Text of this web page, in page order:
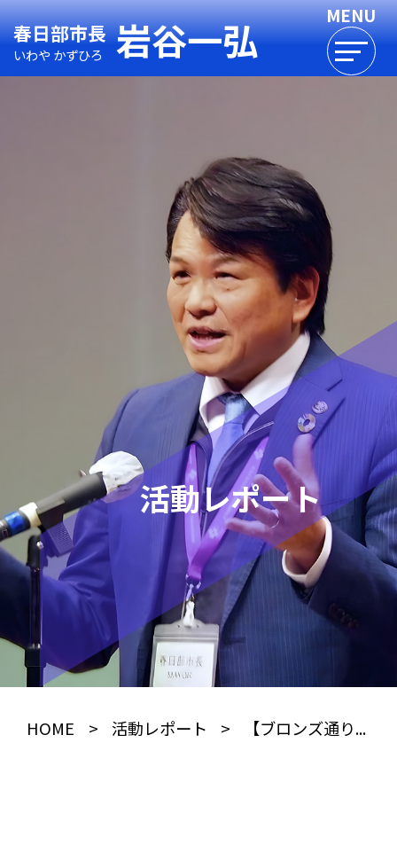
春日部市長
いわや かずひろ 岩谷一弘
活動レポート
HOME > 活動レポート > 【ブロンズ通り...